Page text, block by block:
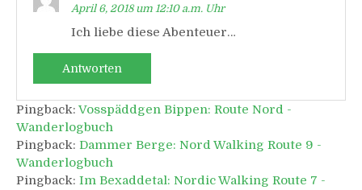
April 6, 2018 um 12:10 a.m. Uhr
Ich liebe diese Abenteuer…
Antworten
Pingback: Vosspäddgen Bippen: Route Nord -
Wanderlogbuch
Pingback: Dammer Berge: Nord Walking Route 9 -
Wanderlogbuch
Pingback: Im Bexaddetal: Nordic Walking Route 7 -